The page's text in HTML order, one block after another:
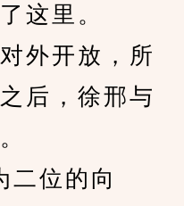
这里。
开放，所
后，徐邢与
位的向